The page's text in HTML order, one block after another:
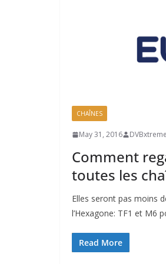
CHAÎNES
May 31, 2016 DVBxtreme
Comment
toutes les
Elles seront pas moins
l’Hexagone: TF1 et M6
Read More